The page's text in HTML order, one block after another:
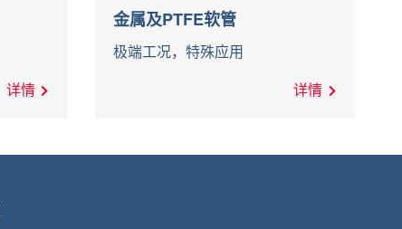
详情
金属及PTFE软管
极端工况，特殊应用
详情